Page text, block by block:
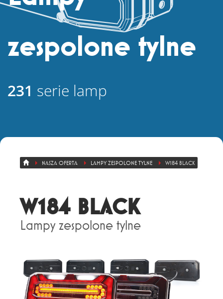
+ 48 71 303 50 13
Eksport
+ 48 71 303 36 81
zespolone tylne
231 serie lamp
NASZA OFERTA LAMPY ZESPOLONE TYLNE W184 BLACK
W184 BLACK
Lampy zespolone tylne